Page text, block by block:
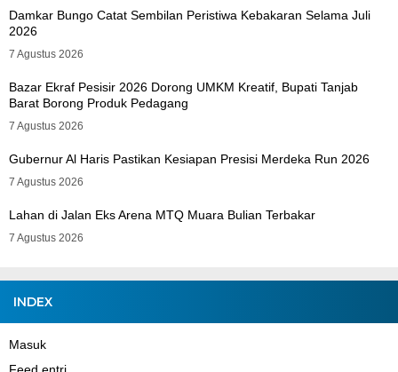
Damkar Bungo Catat Sembilan Peristiwa Kebakaran Selama Juli
2026
7 Agustus 2026
Bazar Ekraf Pesisir 2026 Dorong UMKM Kreatif, Bupati Tanjab
Barat Borong Produk Pedagang
7 Agustus 2026
Gubernur Al Haris Pastikan Kesiapan Presisi Merdeka Run 2026
7 Agustus 2026
Lahan di Jalan Eks Arena MTQ Muara Bulian Terbakar
7 Agustus 2026
INDEX
Masuk